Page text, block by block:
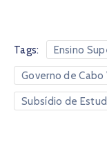
Tags: Ensino
Governo de Cabo
Subsídio de